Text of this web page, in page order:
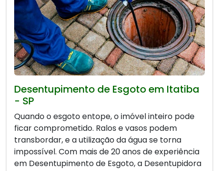
Desentupimento de Esgoto em Itatiba
- SP
Quando o esgoto entope, o imóvel inteiro pode
ficar comprometido. Ralos e vasos podem
transbordar, e a utilização da água se torna
impossível. Com mais de 20 anos de experiência
em Desentupimento de Esgoto, a Desentupidora